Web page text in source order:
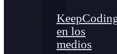
en los
medios